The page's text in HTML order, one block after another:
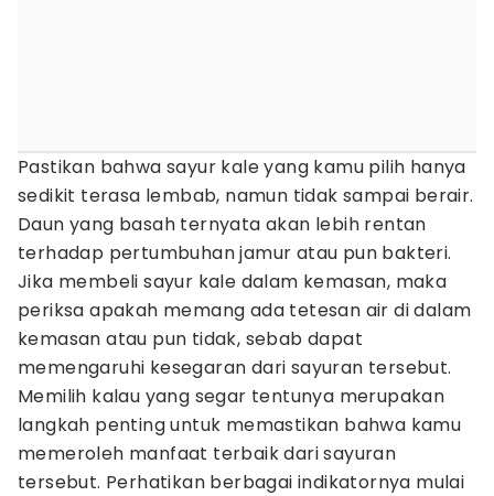
Pastikan bahwa sayur kale yang kamu pilih hanya
sedikit terasa lembab, namun tidak sampai berair.
Daun yang basah ternyata akan lebih rentan
terhadap pertumbuhan jamur atau pun bakteri.
Jika membeli sayur kale dalam kemasan, maka
periksa apakah memang ada tetesan air di dalam
kemasan atau pun tidak, sebab dapat
memengaruhi kesegaran dari sayuran tersebut.
Memilih kalau yang segar tentunya merupakan
langkah penting untuk memastikan bahwa kamu
memeroleh manfaat terbaik dari sayuran
tersebut. Perhatikan berbagai indikatornya mulai